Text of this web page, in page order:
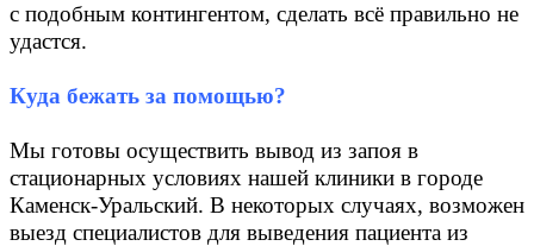
с подобным контингентом, сделать всё правильно не
удастся.
Куда бежать за помощью?
Мы готовы осуществить вывод из запоя в
стационарных условиях нашей клиники в городе
Каменск-Уральский. В некоторых случаях, возможен
выезд специалистов для выведения пациента из